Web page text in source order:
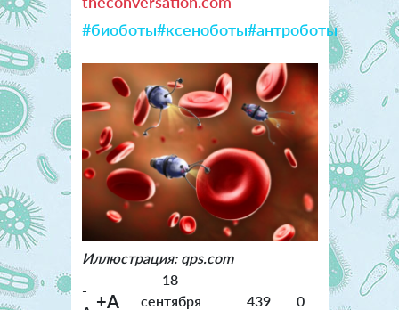
#биоботы#ксеноботы#антроботы
Иллюстрация: qps.com
-
+A
18
сентября
439 0